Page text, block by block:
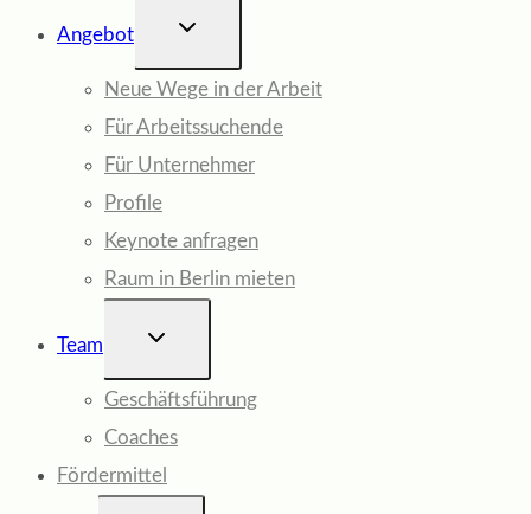
Angebot
UNTERMENÜ
Neue Wege in der Arbeit
Für Arbeitssuchende
Für Unternehmer
Profile
Keynote anfragen
Raum in Berlin mieten
Team
UNTERMENÜ
Geschäftsführung
Coaches
Fördermittel